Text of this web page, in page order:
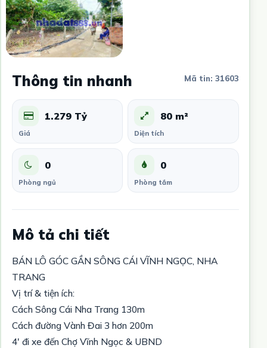
Thông tin nhanh Mã tin: 31603
1.279 Tỷ
Giá
80 m²
Diện tích
0
Phòng ngủ
0
Phòng tắm
Mô tả chi tiết
BÁN LÔ GÓC GẦN SÔNG CÁI VĨNH NGỌC, NHA
TRANG
Vị trí & tiện ích:
Cách Sông Cái Nha Trang 130m
Cách đường Vành Đai 3 hơn 200m
4' đi xe đến Chợ Vĩnh Ngọc & UBND